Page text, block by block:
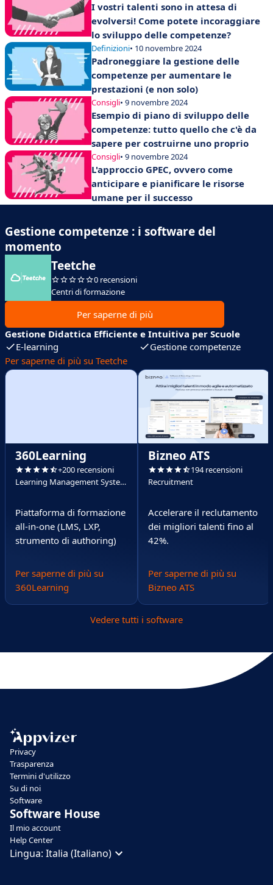
I vostri talenti sono in attesa di
evolversi! Come potete incoraggiare
lo sviluppo delle competenze?
Definizioni• 10 novembre 2024
Padroneggiare la gestione delle
competenze per aumentare le
prestazioni (e non solo)
Consigli• 9 novembre 2024
Esempio di piano di sviluppo delle
competenze: tutto quello che c'è da
sapere per costruirne uno proprio
Consigli• 9 novembre 2024
L'approccio GPEC, ovvero come
anticipare e pianificare le risorse
umane per il successo
Gestione competenze : i software del
momento
Teetche
0 recensioni
Centri di formazione
Per saperne di più
Gestione Didattica Efficiente e Intuitiva per Scuole
E-learning
Gestione competenze
Per saperne di più su Teetche
360Learning
+200 recensioni
Learning Management System
Piattaforma di formazione
all-in-one (LMS, LXP,
strumento di authoring)
Per saperne di più su
360Learning
Bizneo ATS
194 recensioni
Recruitment
Accelerare il reclutamento
dei migliori talenti fino al
42%.
Per saperne di più su
Bizneo ATS
Vedere tutti i software
Privacy
Trasparenza
Termini d'utilizzo
Su di noi
Software
Software House
Il mio account
Help Center
Lingua: Italia (Italiano)